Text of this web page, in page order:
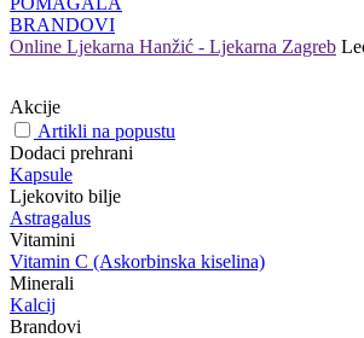
BRANDOVI
Online Ljekarna Hanžić - Ljekarna Zagreb
Akcije
Artikli na popustu
Dodaci prehrani
Kapsule
Ljekovito bilje
Astragalus
Vitamini
Vitamin C (Askorbinska kiselina)
Minerali
Kalcij
Brandovi